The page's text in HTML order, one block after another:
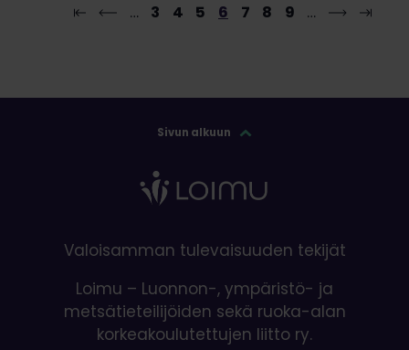
… 3 4 5 6 7 8 9 …
Sivun alkuun
Valoisamman tulevaisuuden tekijät
Loimu – Luonnon-, ympäristö- ja
metsätieteilijöiden sekä ruoka-alan
korkeakoulutettujen liitto ry.